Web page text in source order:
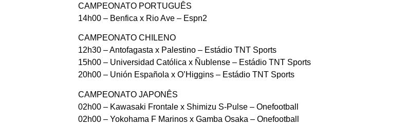
CAMPEONATO PORTUGUÊS
14h00 – Benfica x Rio Ave – Espn2
CAMPEONATO CHILENO
12h30 – Antofagasta x Palestino – Estádio TNT Sports
15h00 – Universidad Católica x Ñublense – Estádio TNT Sports
20h00 – Unión Española x O’Higgins – Estádio TNT Sports
CAMPEONATO JAPONÊS
02h00 – Kawasaki Frontale x Shimizu S-Pulse – Onefootball
02h00 – Yokohama F Marinos x Gamba Osaka – Onefootball